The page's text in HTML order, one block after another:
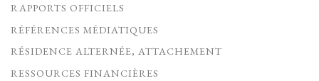
RAPPORTS OFFICIELS
RÉFÉRENCES MÉDIATIQUES
RÉSIDENCE ALTERNÉE, ATTACHEMENT
RESSOURCES FINANCIÈRES